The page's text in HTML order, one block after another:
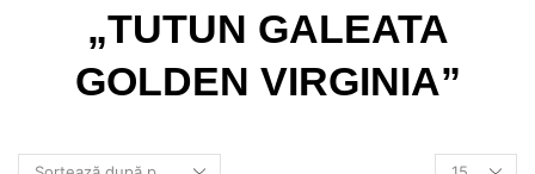
„TUTUN GALEATA
GOLDEN VIRGINIA”